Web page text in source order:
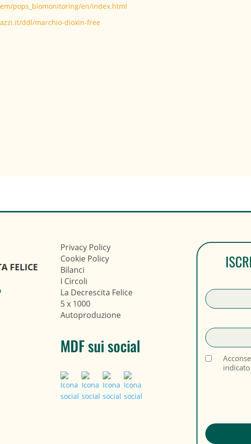
pops_biomonitoring/en/index.html
ddl/marchio-dioxin-free
FELICE
Privacy Policy
Cookie Policy
Bilanci
I Circoli
La Decrescita Felice
5 x 1000
Autoproduzione
MDF sui social